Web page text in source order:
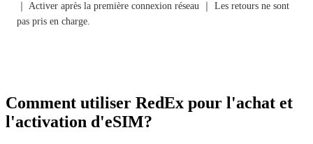
｜ Activer après la première connexion réseau ｜ Les retours ne sont
pas pris en charge.
Comment utiliser RedEx pour l'achat et
l'activation d'eSIM?